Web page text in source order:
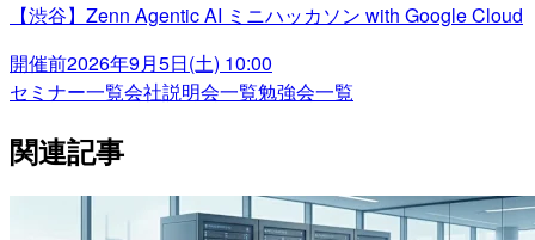
【渋谷】Zenn Agentic AI ミニハッカソン with Google Cloud
開催前2026年9月5日(土) 10:00
セミナー一覧会社説明会一覧勉強会一覧
関連記事